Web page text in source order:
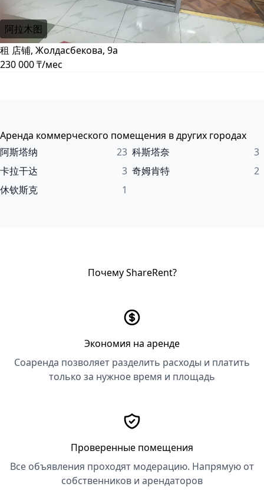
阿拉木图
租 店铺, Жолдасбекова, 9а
230 000 ₸/мес
Аренда коммерческого помещения в других городах
阿斯塔纳
23 科斯塔奈
3
卡拉干达
3 奇姆肯特
2
休钦斯克
1
Почему ShareRent?
Экономия на аренде
Соаренда позволяет разделить расходы и платить
только за нужное время и площадь
Проверенные помещения
Все объявления проходят модерацию. Напрямую от
собственников и арендаторов